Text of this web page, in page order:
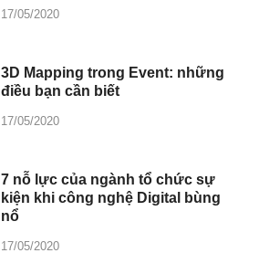
17/05/2020
3D Mapping trong Event: những
điều bạn cần biết
17/05/2020
7 nỗ lực của ngành tổ chức sự
kiện khi công nghệ Digital bùng
nổ
17/05/2020